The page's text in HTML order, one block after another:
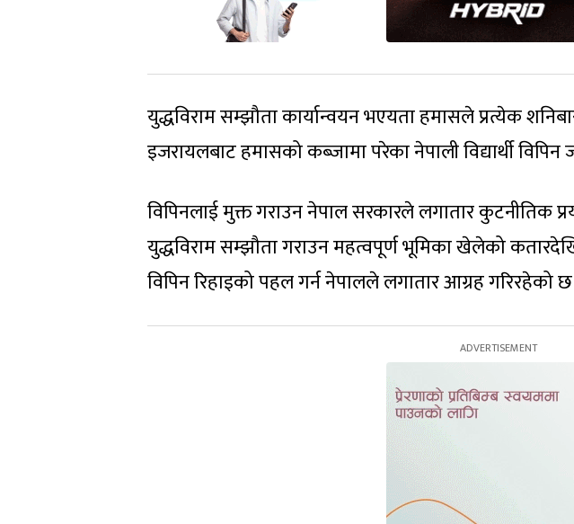
युद्धविराम सम्झौता कार्यान्वयन भएयता हमासले प्रत्येक
इजरायलबाट हमासको कब्जामा परेका नेपाली विद्यार्थी
विपिनलाई मुक्त गराउन नेपाल सरकारले लगातार कुटनीतिक
युद्धविराम सम्झौता गराउन महत्वपूर्ण भूमिका खेलेको
विपिन रिहाइको पहल गर्न नेपालले लगातार आग्रह